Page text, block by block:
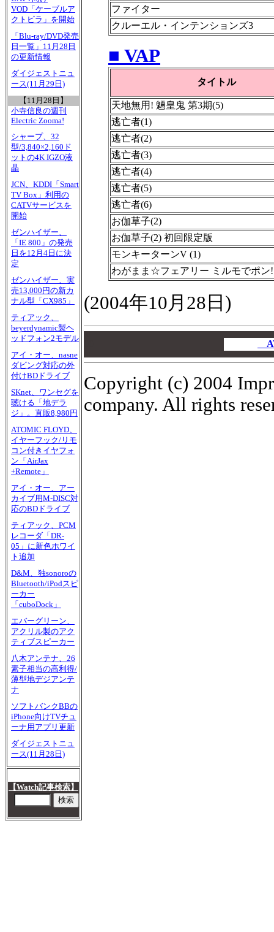
VOD「ケーブルア
クトビラ」を開始
「Blu-ray/DVD発売
日一覧」11月28日
の更新情報
ダイジェストニュ
ース(11月29日)
【11月28日】
小寺信良の週刊
Electric Zooma!
シャープ、32
型/3,840×2,160ド
ットの4K IGZO液
晶
JCN、KDDI「Smart
TV Box」利用の
CATVサービスを
開始
ゼンハイザー、
「IE 800」の発売
日を12月4日に決
定
ゼンハイザー、実
売13,000円の新カ
ナル型「CX985」
ティアック、
beyerdynamic製ヘ
ッドフォン2モデル
アイ・オー、nasne
ダビング対応の外
付けBDドライブ
SKnet、ワンセグを
聴ける「地デラ
ジ」。直販8,980円
ATOMIC FLOYD、
イヤーフック/リモ
コン付きイヤフォ
ン「AirJax
+Remote」
アイ・オー、アー
カイブ用M-DISC対
応のBDドライブ
ティアック、PCM
レコーダ「DR-
05」に新色ホワイ
ト追加
D&M、独sonoroの
Bluetooth/iPodスピ
ーカー
「cuboDock」
エバーグリーン、
アクリル製のアク
ティブスピーカー
八木アンテナ、26
素子相当の高利得/
薄型地デジアンテ
ナ
ソフトバンクBBの
iPhone向けTVチュ
ーナ用アプリ更新
ダイジェストニュ
ース(11月28日)
【Watch記事検索】
ファイター
クルーエル・インテンションズ3
■ VAP
タイトル
天地無用! 魎皇鬼 第3期(5)
逃亡者(1)
逃亡者(2)
逃亡者(3)
逃亡者(4)
逃亡者(5)
逃亡者(6)
お伽草子(2)
お伽草子(2) 初回限定版
モンキーターンV (1)
わがまま☆フェアリー ミルモでポン!
(2004年10月28日)
Copyright (c) 2004
company. All rights